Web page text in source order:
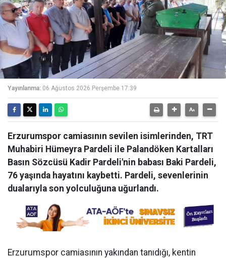
Yayınlanma: 06 Ağustos 2026 Perşembe 17:39
Erzurumspor camiasının sevilen isimlerinden, TRT
Muhabiri Hümeyra Pardeli ile Palandöken Kartalları
Basın Sözcüsü Kadir Pardeli'nin babası Baki Pardeli,
76 yaşında hayatını kaybetti. Pardeli, sevenlerinin
dualarıyla son yolculuğuna uğurlandı.
Erzurumspor camiasının yakından tanıdığı, kentin